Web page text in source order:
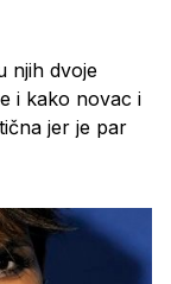
njih dvoje
i kako novac i
jer je par